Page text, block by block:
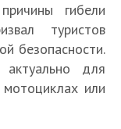
гибели
туристов
безопасности.
для
или